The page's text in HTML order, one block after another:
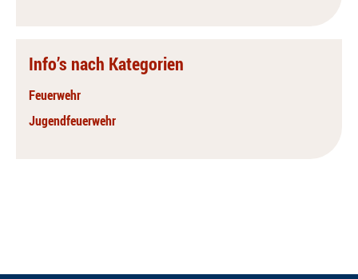
Info’s nach Kategorien
Feuerwehr
Jugendfeuerwehr